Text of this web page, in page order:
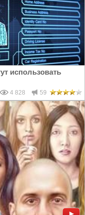
использовать
4 828 59